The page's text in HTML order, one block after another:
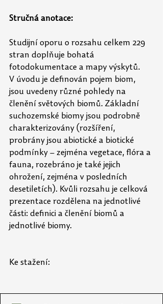
Stručná anotace:
Studijní oporu o rozsahu celkem 229
stran doplňuje bohatá
fotodokumentace a mapy výskytů.
V úvodu je definován pojem biom,
jsou uvedeny různé pohledy na
členění světových biomů. Základní
suchozemské biomy jsou podrobně
charakterizovány (rozšíření,
probrány jsou abiotické a biotické
podmínky – zejména vegetace, flóra a
fauna, rozebráno je také jejich
ohrožení, zejména v posledních
desetiletích). Kvůli rozsahu je celková
prezentace rozdělena na jednotlivé
části: definici a členění biomů a
jednotlivé biomy.
Ke stažení: